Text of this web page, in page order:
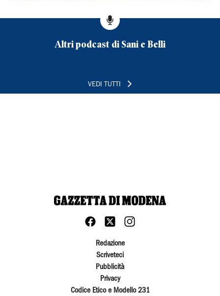
Altri podcast di Sani e Belli
VEDI TUTTI
Redazione
Scriveteci
Pubblicità
Privacy
Codice Etico e Modello 231